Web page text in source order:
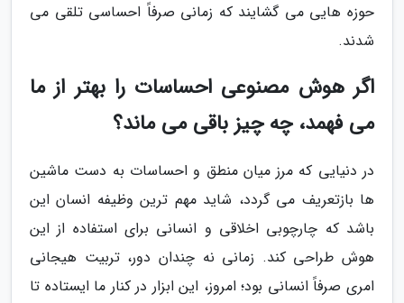
حوزه هایی می گشایند که زمانی صرفاً احساسی تلقی می
شدند.
اگر هوش مصنوعی احساسات را بهتر از ما
می فهمد، چه چیز باقی می ماند؟
در دنیایی که مرز میان منطق و احساسات به دست ماشین
ها بازتعریف می گردد، شاید مهم ترین وظیفه انسان این
باشد که چارچوبی اخلاقی و انسانی برای استفاده از این
هوش طراحی کند. زمانی نه چندان دور، تربیت هیجانی
امری صرفاً انسانی بود؛ امروز، این ابزار در کنار ما ایستاده تا